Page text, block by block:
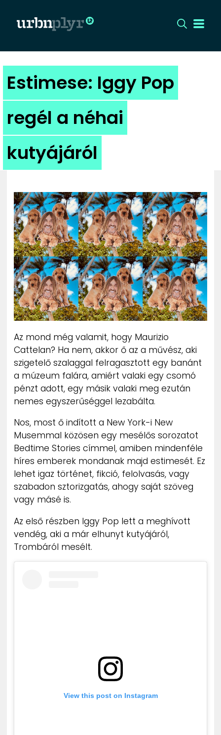
CÍMLAP
DIZÁJN
DIVAT
HIP
UTCA
ZENE
MÉDIAAJÁNLAT
IMPRESSZUM
PR-ARCHÍVUM
ADATKEZELÉSI TÁJÉKOZTATÓ
Estimese: Iggy Pop
regél a néhai
kutyájáról
Az mond még valamit, hogy Maurizio
Cattelan? Ha nem, akkor ő az a művész, aki
szigetelő szalaggal felragasztott egy banánt
a múzeum falára, amiért valaki egy csomó
pénzt adott, egy másik valaki meg ezután
nemes egyszerűséggel lezabálta.
Nos, most ő indított a New York-i New
Musemmal közösen egy mesélős sorozatot
Bedtime Stories címmel, amiben mindenféle
híres emberek mondanak majd estimesét. Ez
lehet igaz történet, fikció, felolvasás, vagy
szabadon sztorizgatás, ahogy saját szöveg
vagy másé is.
Az első részben Iggy Pop lett a meghívott
vendég, aki a már elhunyt kutyájáról,
Trombáról mesélt.
View this post on Instagram